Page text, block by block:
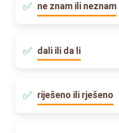
ne znam ili neznam
dali ili da li
riješeno ili rješeno